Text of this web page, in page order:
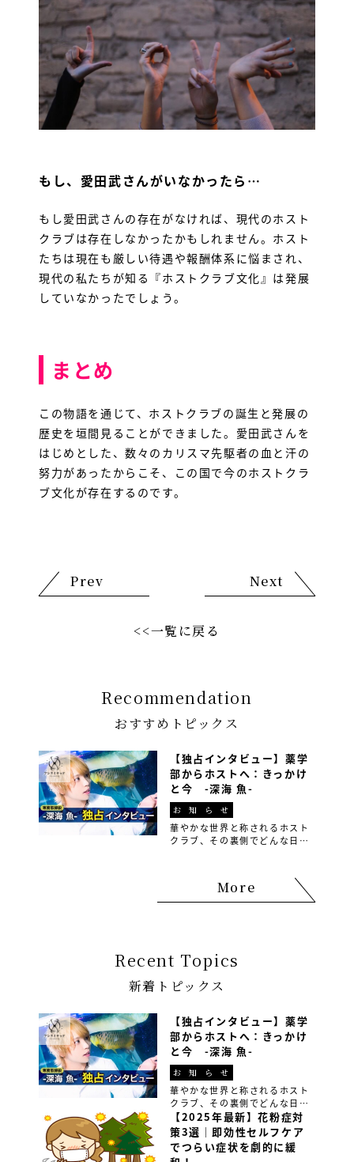
もし、愛田武さんがいなかったら…
もし愛田武さんの存在がなければ、現代のホスト
クラブは存在しなかったかもしれません。ホスト
たちは現在も厳しい待遇や報酬体系に悩まされ、
現代の私たちが知る『ホストクラブ文化』は発展
していなかったでしょう。
まとめ
この物語を通じて、ホストクラブの誕生と発展の
歴史を垣間見ることができました。愛田武さんを
はじめとした、数々のカリスマ先駆者の血と汗の
努力があったからこそ、この国で今のホストクラ
ブ文化が存在するのです。
Prev Next
<<一覧に戻る
Recommendation
おすすめトピックス
【独占インタビュー】薬学
部からホストへ：きっかけ
と今 -深海 魚-
お知らせ
華やかな世界と称されるホスト
クラブ、その裏側でどんな日々
ホストグループ『アンリミテッ
ド』の専務取締役の深海魚さん
に、そのリアルな実態を赤裸々
More
Recent Topics
新着トピックス
【独占インタビュー】薬学
部からホストへ：きっかけ
と今 -深海 魚-
お知らせ
華やかな世界と称されるホスト
クラブ、その裏側でどんな日々
が繰り広げられているのか皆さ
んご存知でしょうか？ 今回は、
ホストグループ『アンリミテッ
ド』の専務取締役の深海魚さん
【2025年最新】花粉症対
策3選｜即効性セルフケア
でつらい症状を劇的に緩